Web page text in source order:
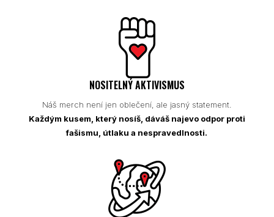
NOSITELNÝ AKTIVISMUS
Náš merch není jen oblečení, ale jasný statement.
Každým kusem, který nosíš, dáváš najevo odpor proti
fašismu, útlaku a nespravedlnosti.